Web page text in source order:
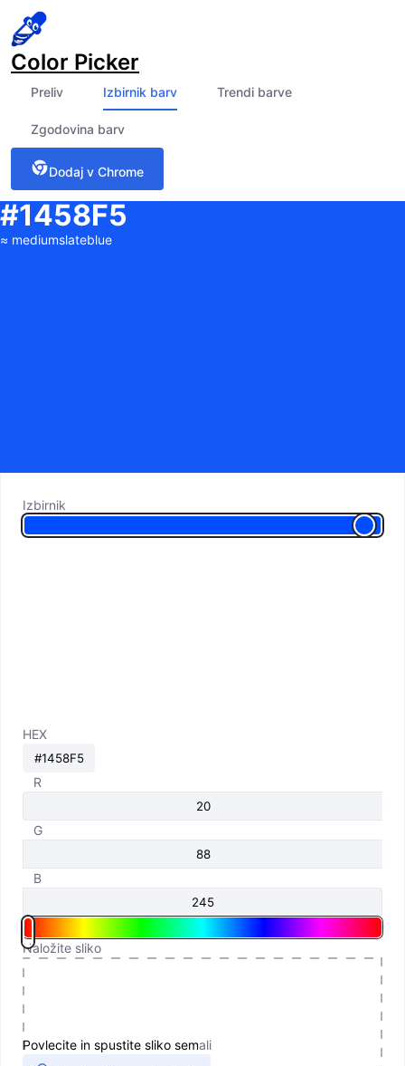
Color Picker
Preliv Izbirnik barv Trendi barve
Zgodovina barv
Dodaj v Chrome
#1458F5
≈ mediumslateblue
Izbirnik
HEX
R
G
B
Naložite sliko
Povlecite in spustite sliko semali